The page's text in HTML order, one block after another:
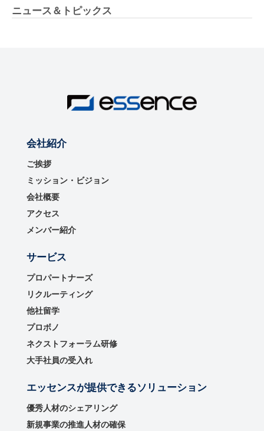
ニュース＆トピックス
会社紹介
ご挨拶
ミッション・ビジョン
会社概要
アクセス
メンバー紹介
サービス
プロパートナーズ
リクルーティング
他社留学
プロボノ
ネクストフォーラム研修
大手社員の受入れ
エッセンスが提供できるソリューション
優秀⼈材のシェアリング
新規事業の推進⼈材の確保